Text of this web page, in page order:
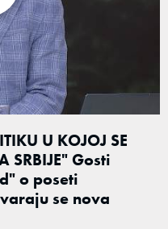
U KOJOJ SE
SRBIJE" Gosti
o poseti
se nova